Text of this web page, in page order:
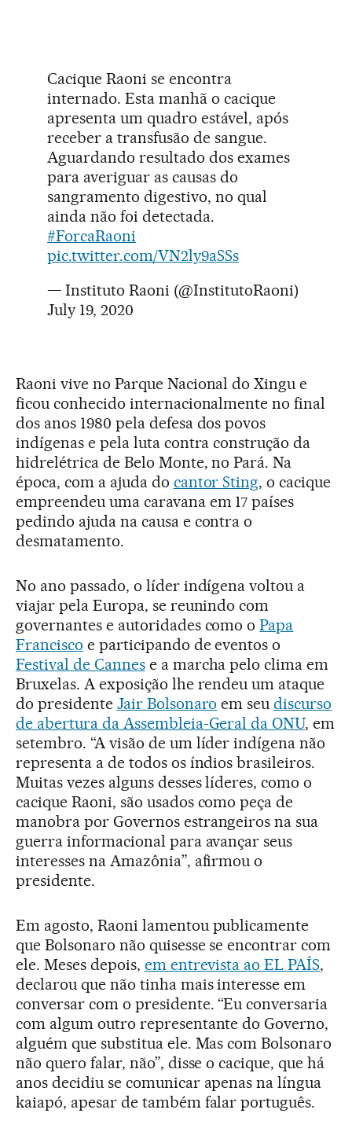
Cacique Raoni se encontra
internado. Esta manhã o cacique
apresenta um quadro estável, após
receber a transfusão de sangue.
Aguardando resultado dos exames
para averiguar as causas do
sangramento digestivo, no qual
ainda não foi detectada.
#ForcaRaoni
pic.twitter.com/VN2ly9aSSs
— Instituto Raoni (@InstitutoRaoni)
July 19, 2020
Raoni vive no Parque Nacional do Xingu e
ficou conhecido internacionalmente no final
dos anos 1980 pela defesa dos povos
indígenas e pela luta contra construção da
hidrelétrica de Belo Monte, no Pará. Na
época, com a ajuda do cantor Sting, o cacique
empreendeu uma caravana em 17 países
pedindo ajuda na causa e contra o
desmatamento.
No ano passado, o líder indígena voltou a
viajar pela Europa, se reunindo com
governantes e autoridades como oPapa
Francisco e participando de eventos o
Festival de Cannese a marcha pelo clima em
Bruxelas. A exposição lhe rendeu um ataque
do presidente Jair Bolsonaro em seudiscurso
de abertura da Assembleia-Geral da ONU, em
setembro. “A visão de um líder indígena não
representa a de todos os índios brasileiros.
Muitas vezes alguns desses líderes, como o
cacique Raoni, são usados como peça de
manobra por Governos estrangeiros na sua
guerra informacional para avançar seus
interesses na Amazônia”, afirmou o
presidente.
Em agosto, Raoni lamentou publicamente
que Bolsonaro não quisesse se encontrar com
ele. Meses depois, em entrevista ao EL PAÍS,
declarou que não tinha mais interesse em
conversar com o presidente. “Eu conversaria
com algum outro representante do Governo,
alguém que substitua ele. Mas com Bolsonaro
não quero falar, não”, disse o cacique, que há
anos decidiu se comunicar apenas na língua
kaiapó, apesar de também falar português.